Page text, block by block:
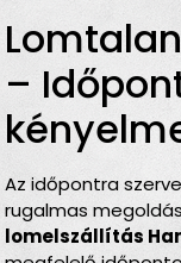
–
Az időpontra
rugalmas
lomelszállítás